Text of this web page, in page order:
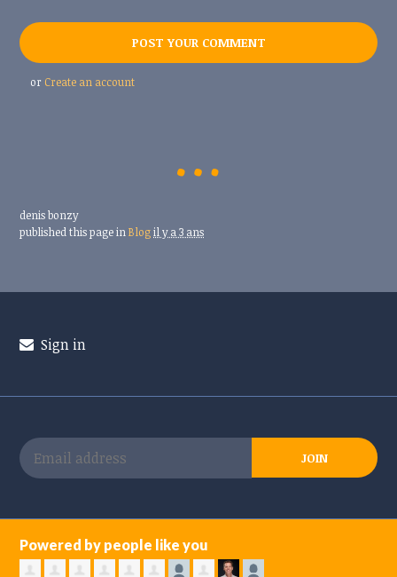
or Create an account
denis bonzy
published this page inBlog il y a 3 ans
Sign in
Powered by people like you